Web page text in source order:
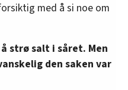
med å si noe om
strø salt i såret. Men
den saken var